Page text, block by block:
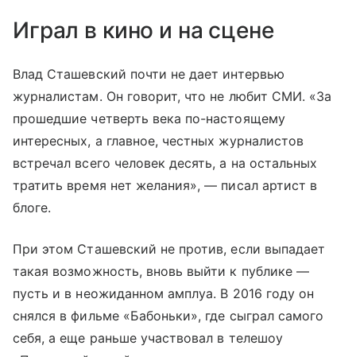
Играл в кино и на сцене
Влад Сташевский почти не дает интервью
журналистам. Он говорит, что не любит СМИ. «За
прошедшие четверть века по-настоящему
интересных, а главное, честных журналистов
встречал всего человек десять, а на остальных
тратить время нет желания», — писал артист в
блоге.
При этом Сташевский не против, если выпадает
такая возможность, вновь выйти к публике —
пусть и в неожиданном амплуа. В 2016 году он
снялся в фильме «Бабоньки», где сыграл самого
себя, а еще раньше участвовал в телешоу